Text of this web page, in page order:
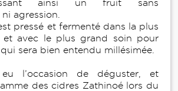
ainsi un fruit sans
agression.
pressé et fermenté dans la plus
et avec le plus grand soin pour
sera bien entendu millésimée.
l’occasion de déguster, et
des cidres Zathinoé lors du